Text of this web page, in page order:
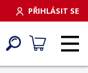
PŘIHLÁSIT SE